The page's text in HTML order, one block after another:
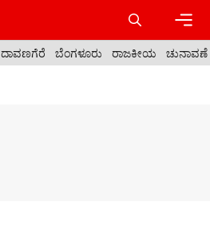
ದಾವಣಗೆರೆ ಬೆಂಗಳೂರು ರಾಜಕೀಯ ಚುನಾವಣೆ